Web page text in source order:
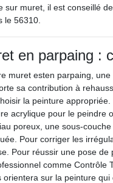
muret, il est conseillé
le 56310.
en parpaing :
muret esten parpaing,
sa contribution à
la peinture
acrylique pour le peindre
poreux, une sous-
Pour corriger les
Pour réussir une pose
comme Contrôle
orientera sur la peinture qui